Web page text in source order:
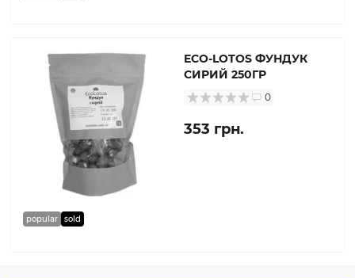
popular sold
ECO-LOTOS ФУНДУК
СИРИЙ 250ГР
0
353 грн.